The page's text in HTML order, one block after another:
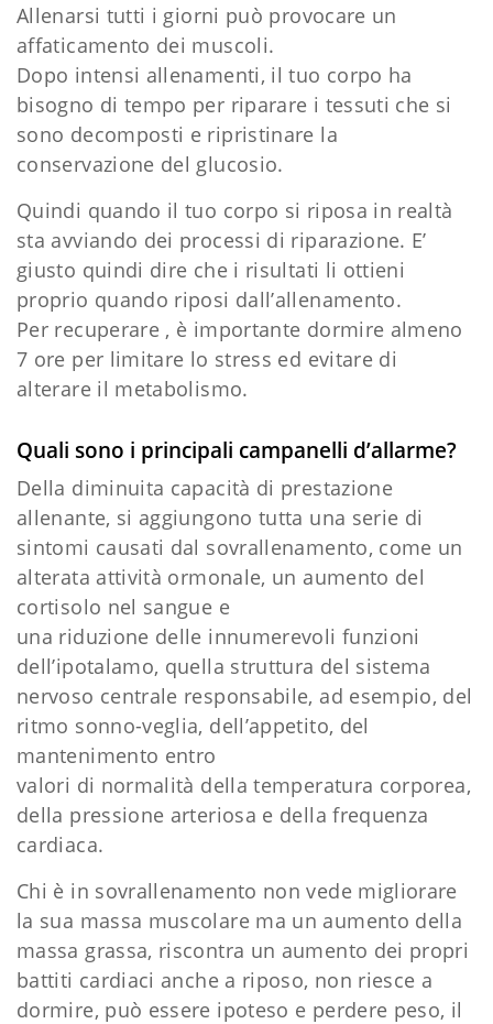
Allenarsi tutti i giorni può provocare un
affaticamento dei muscoli.
Dopo intensi allenamenti, il tuo corpo ha
bisogno di tempo per riparare i tessuti che si
sono decomposti e ripristinare la
conservazione del glucosio.
Quindi quando il tuo corpo si riposa in realtà
sta avviando dei processi di riparazione. E’
giusto quindi dire che i risultati li ottieni
proprio quando riposi dall’allenamento.
Per recuperare , è importante dormire almeno
7 ore per limitare lo stress ed evitare di
alterare il metabolismo.
Quali sono i principali campanelli d’allarme?
Della diminuita capacità di prestazione
allenante, si aggiungono tutta una serie di
sintomi causati dal sovrallenamento, come un
alterata attività ormonale, un aumento del
cortisolo nel sangue e
una riduzione delle innumerevoli funzioni
dell’ipotalamo, quella struttura del sistema
nervoso centrale responsabile, ad esempio, del
ritmo sonno-veglia, dell’appetito, del
mantenimento entro
valori di normalità della temperatura corporea,
della pressione arteriosa e della frequenza
cardiaca.
Chi è in sovrallenamento non vede migliorare
la sua massa muscolare ma un aumento della
massa grassa, riscontra un aumento dei propri
battiti cardiaci anche a riposo, non riesce a
dormire, può essere ipoteso e perdere peso, il